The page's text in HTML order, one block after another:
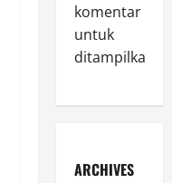
komentar
untuk
ditampilkan.
ARCHIVES